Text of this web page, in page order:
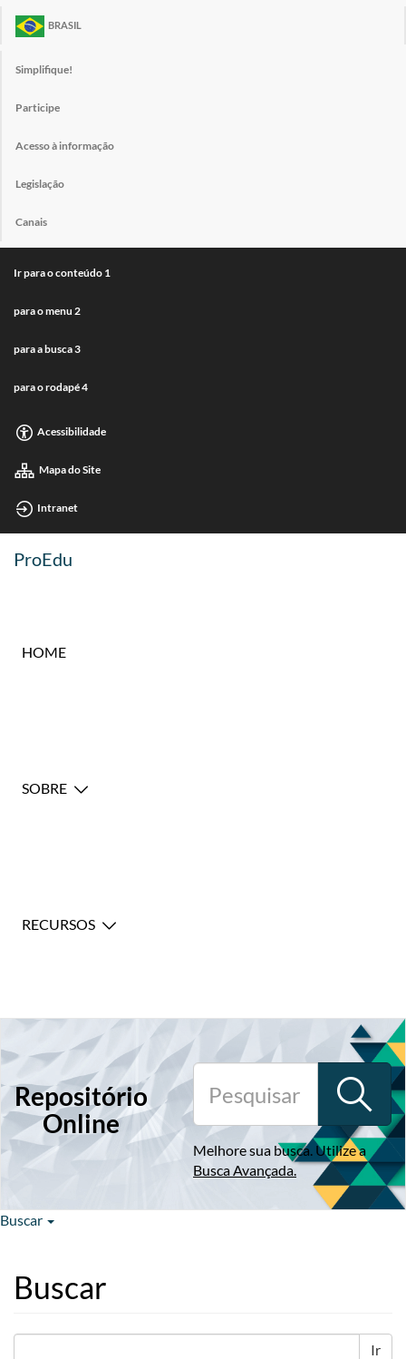
BRASIL
Simplifique!
Participe
Acesso à informação
Legislação
Canais
Ir para o conteúdo 1
para o menu 2
para a busca3
para o rodapé4
Acessibilidade
Mapa do Site
Intranet
ProEdu
HOME
SOBRE
RECURSOS
Repositório
Online
Melhore sua busca. Utilize a
Busca Avançada.
Buscar
Buscar
Ir